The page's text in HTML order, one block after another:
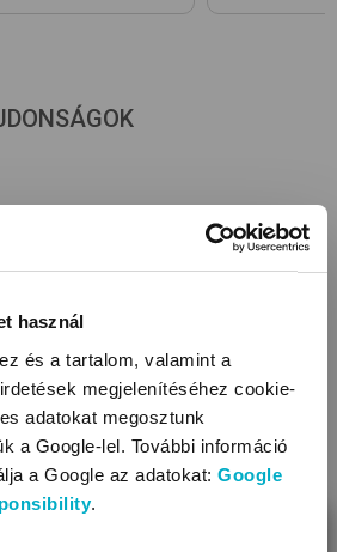
használ
és a tartalom, valamint a
megjelenítéséhez cookie-
adatokat megosztunk
a Google-lel. További információ
a Google az adatokat: Google
.
külső rész: 100% poliészter töltet:
mosható
pamut
wellsoft
szegett szélű